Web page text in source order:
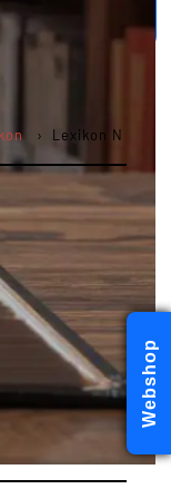
Lexikon N
Webshop